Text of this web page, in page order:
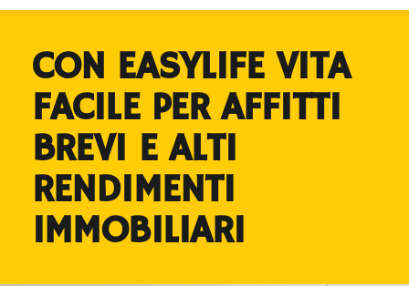
CON EASYLIFE VITA
FACILE PER AFFITTI
BREVI E ALTI
RENDIMENTI
IMMOBILIARI